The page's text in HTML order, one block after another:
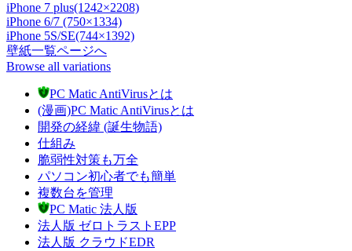
iPhone 7 plus(1242×2208)
iPhone 6/7 (750×1334)
iPhone 5S/SE(744×1392)
壁紙一覧ページへ
Browse all variations
PC Matic AntiVirusとは
(漫画)PC Matic AntiVirusとは
開発の経緯 (誕生物語)
仕組み
脆弱性対策も万全
パソコン初心者でも簡単
複数台を管理
PC Matic 法人版
法人版 ゼロトラストEPP
法人版 クラウドEDR